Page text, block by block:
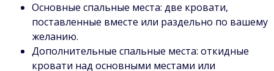
Основные спальные места: две кровати,
поставленные вместе или раздельно по вашему
желанию.
Дополнительные спальные места: откидные
кровати над основными местами или